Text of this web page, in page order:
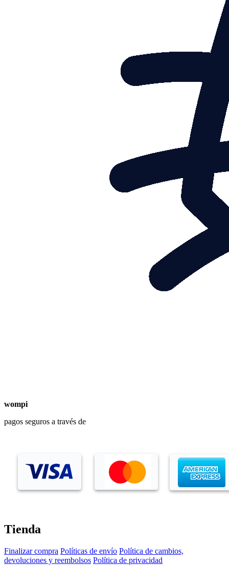
wompi
pagos seguros a través de
Tienda
Finalizar compra Políticas de envío Política de cambios,
devoluciones y reembolsos Política de privacidad